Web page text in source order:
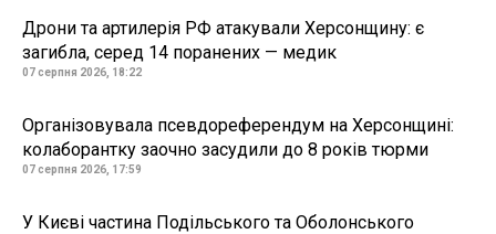
Дрони та артилерія РФ атакували Херсонщину: є
загибла, серед 14 поранених — медик
07 серпня 2026, 18:22
Організовувала псевдореферендум на Херсонщині:
колаборантку заочно засудили до 8 років тюрми
07 серпня 2026, 17:59
У Києві частина Подільського та Оболонського